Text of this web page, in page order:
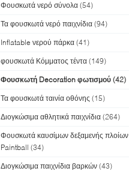
Φουσκωτά νερό σύνολα (54)
Τα φουσκωτά νερό παιχνίδια (94)
Inflatable νερού πάρκα (41)
φουσκωτά Κόμματος τέντα (149)
Φουσκωτή Decoration φωτισμού (42)
Τα φουσκωτά ταινία οθόνης (15)
Διογκώσιμα αθλητικά παιχνίδια (264)
Φουσκωτά καυσίμων δεξαμενής πλοίων
Paintball (34)
Διογκώσιμα παιχνίδια βαρκών (43)